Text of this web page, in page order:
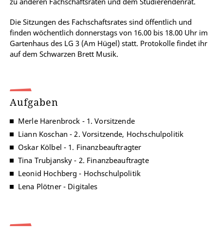
Die Sitzungen des Fachschaftsrates sind öffentlich und
finden wöchentlich donnerstags von 16.00 bis 18.00 Uhr im
Gartenhaus des LG 3 (Am Hügel) statt. Protokolle findet ihr
auf dem Schwarzen Brett Musik.
Aufgaben
Merle Harenbrock - 1. Vorsitzende
Liann Koschan - 2. Vorsitzende, Hochschulpolitik
Oskar Kölbel - 1. Finanzbeauftragter
Tina Trubjansky - 2. Finanzbeauftragte
Leonid Hochberg - Hochschulpolitik
Lena Plötner - Digitales